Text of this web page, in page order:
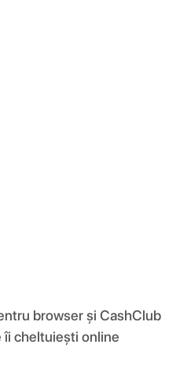
browser și CashClub
îi cheltuiești online